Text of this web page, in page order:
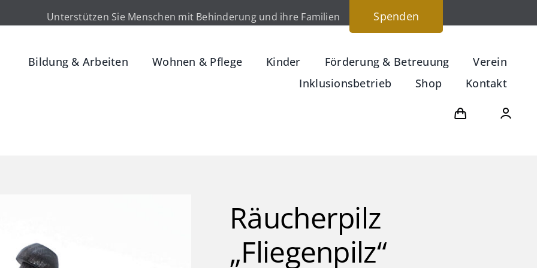
Unterstützen Sie Menschen mit Behinderung und ihre Familien Spenden
Bildung & Arbeiten Wohnen & Pflege Kinder Förderung & Betreuung
Verein
Inklusionsbetrieb
Shop Kontakt
Räucherpilz
„Fliegenpilz“